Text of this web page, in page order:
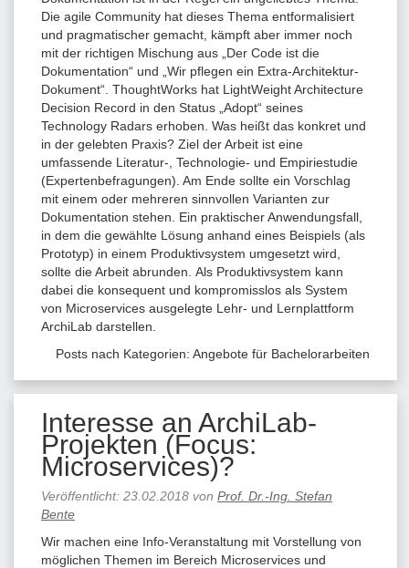
Die agile Community hat dieses Thema entformalisiert
und pragmatischer gemacht, kämpft aber immer noch
mit der richtigen Mischung aus „Der Code ist die
Dokumentation“ und „Wir pflegen ein Extra-Architektur-
Dokument“. ThoughtWorks hat LightWeight Architecture
Decision Record in den Status „Adopt“ seines
Technology Radars erhoben. Was heißt das konkret und
in der gelebten Praxis? Ziel der Arbeit ist eine
umfassende Literatur-, Technologie- und Empiriestudie
(Expertenbefragungen). Am Ende sollte ein Vorschlag
mit einem oder mehreren sinnvollen Varianten zur
Dokumentation stehen. Ein praktischer Anwendungsfall,
in dem die gewählte Lösung anhand eines Beispiels (als
Prototyp) in einem Produktivsystem umgesetzt wird,
sollte die Arbeit abrunden. Als Produktivsystem kann
dabei die konsequent und kompromisslos als System
von Microservices ausgelegte Lehr- und Lernplattform
ArchiLab darstellen.
Posts nach Kategorien: Angebote für Bachelorarbeiten
Interesse an ArchiLab-
Projekten (Focus:
Microservices)?
Veröffentlicht: 23.02.2018 von Prof. Dr.-Ing. Stefan
Bente
Wir machen eine Info-Veranstaltung mit Vorstellung von
möglichen Themen im Bereich Microservices und